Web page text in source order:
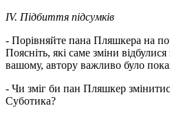
IV. Підбиття підсумків
- Порівняйте пана Пляшкера на
Поясніть, які саме зміни
вашому, автору важливо було
- Чи зміг би пан Пляшкер
Суботика?